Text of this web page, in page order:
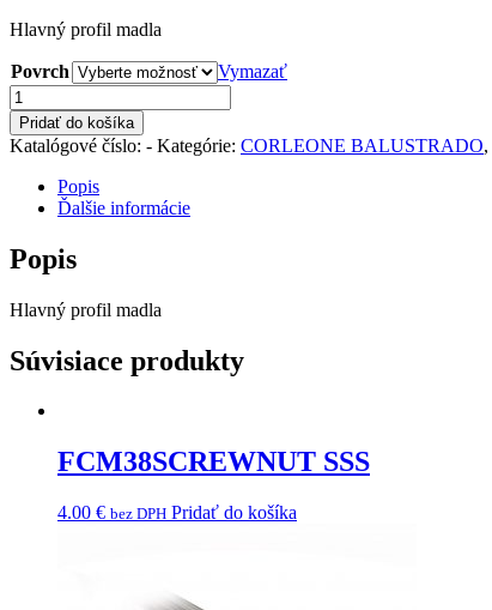
Hlavný profil madla
Povrch
Vymazať
množstvo
CRL-
HBASE/3000
Pridať do košíka
Katalógové číslo: - Kategórie: CORLEONE BALUSTRADO,
Popis
Ďalšie informácie
Popis
Hlavný profil madla
Súvisiace produkty
FCM38SCREWNUT SSS
4.00 € bez DPH Pridať do košíka